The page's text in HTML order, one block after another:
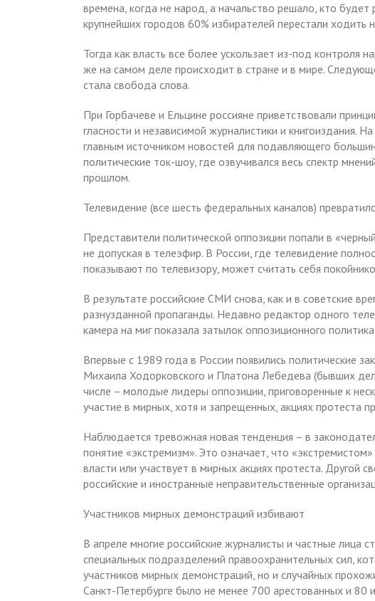
времена, когда не народ, а начальство решало, кто
крупнейших городов 60% избирателей перестали ходить
Тогда как власть все более ускользает из-под контроля
же на самом деле происходит в стране и в мире.
стала свобода слова.
При Горбачеве и Ельцине россияне приветствовали
гласности и независимой журналистики и книгоиздания.
главным источником новостей для подавляющего
политические ток-шоу, где озвучивался весь спектр
прошлом.
Телевидение (все шесть федеральных каналов)
Представители политической оппозиции попали в
не допуская в телеэфир. В России, где телевидение
показывают по телевизору, может считать себя
В результате российские СМИ снова, как и в советские
разнузданной пропаганды. Недавно редактор одного
камера на миг показала затылок оппозиционного политика.
Впервые с 1989 года в России появились политические
Михаила Ходорковского и Платона Лебедева (бывших
числе – молодые лидеры оппозиции, приговоренные к
участие в мирных, хотя и запрещенных, акциях протеста
Наблюдается тревожная новая тенденция – в
понятие «экстремизм». Это означает, что
власти или участвует в мирных акциях протеста. Другой
российские и иностранные неправительственные
Участников мирных демонстраций избивают
В апреле многие российские журналисты и частные лица
специальных подразделений правоохранительных сил,
участников мирных демонстраций, но и случайных
Санкт-Петербурге было не менее 700 арестованных и 80